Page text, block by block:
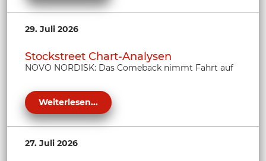
29. Juli 2026
Stockstreet Chart-Analysen
NOVO NORDISK: Das Comeback nimmt Fahrt auf
Weiterlesen...
27. Juli 2026